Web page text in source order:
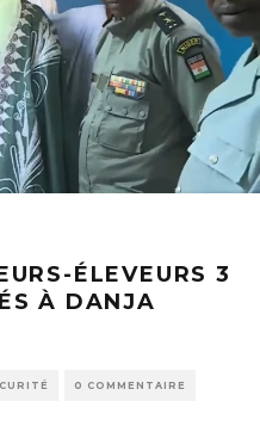
ÉLEVEURS 3
À DANJA
0 COMMENTAIRE